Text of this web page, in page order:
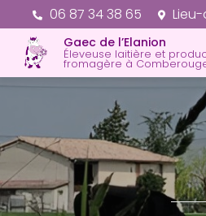
au
contenu
principal
06 87 34 38 65
Gaec de l’Elanion
Éleveuse laitière et productrice transformatrice
fromagère à